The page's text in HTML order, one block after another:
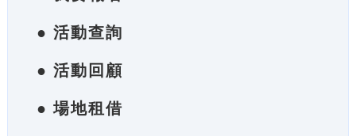
● 活動查詢
● 活動回顧
● 場地租借